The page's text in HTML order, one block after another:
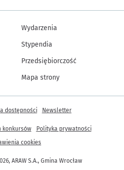
Wydarzenia
Stypendia
Przedsiębiorczość
Mapa strony
ARAW S.A., Gmina Wrocław
dostępności Newsletter
konkursów
Polityka prywatności
cookies